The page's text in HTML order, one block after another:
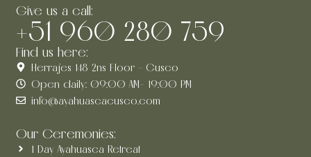
Give us a call:
+51 960 280 759
Find us here:
Herrajes 148 2ns Floor - Cusco
Open daily: 09:00 AM- 19:00 PM
info@ayahuascacusco.com
Our Ceremonies:
1 Day Ayahuasca Retreat